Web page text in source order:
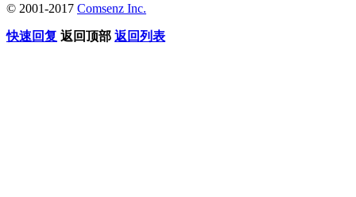
© 2001-2017 Comsenz Inc.
快速回复 返回顶部 返回列表